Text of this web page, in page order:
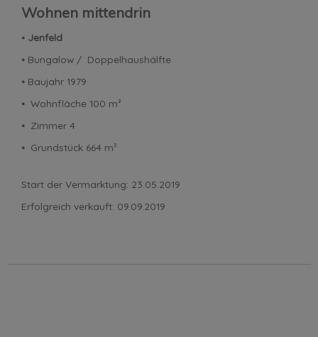
Wohnen mittendrin
⦁ Jenfeld
⦁ Bungalow / Doppelhaushälfte
⦁ Baujahr 1979
⦁ Wohnfläche 100 m²
⦁ Zimmer 4
⦁ Grundstück 664 m²
Start der Vermarktung: 23.05.2019
Erfolgreich verkauft: 09.09.2019